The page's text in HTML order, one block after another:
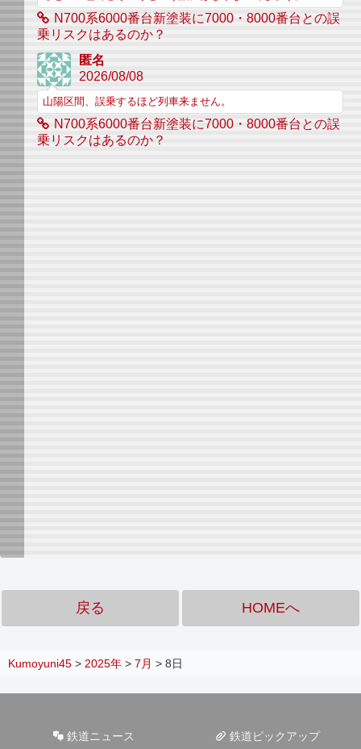
N700系6000番台新塗装に7000・8000番台との誤
乗リスクはあるのか？
匿名
2026/08/08
山陽区間、誤乗するほど列車来ません。
N700系6000番台新塗装に7000・8000番台との誤
乗リスクはあるのか？
戻る HOMEへ
Kumoyuni45 > 2025年 > 7月 > 8日
鉄道ニュース 鉄道ピックアップ